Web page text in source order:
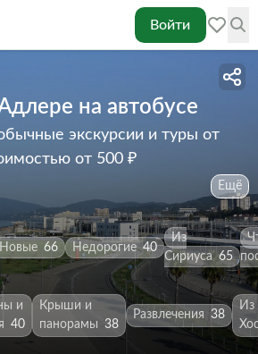
Войти
на автобусе
экскурсии и туры от
от 500 ₽
Ещё
Новые 66 Недорогие 40
Из
Сириуса 65
и
40
Крыши и
панорамы 38
Развлечения 38
Из